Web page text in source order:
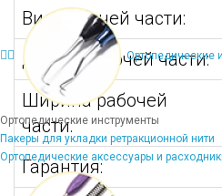
Ортопедические
Ортопедические инструменты
Пакеры для укладки ретракционной нити
Ортопедические аксессуары и
Вид рабочей части:
Длина рабочей части:
Ширина рабочей
части:
Гарантия: